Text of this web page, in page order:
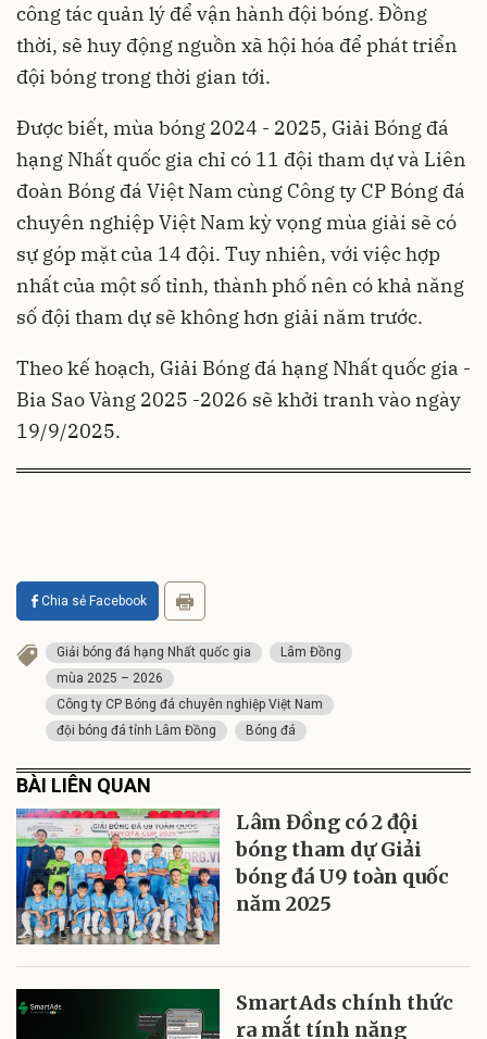
công tác quản lý để vận hành đội bóng. Đồng
thời, sẽ huy động nguồn xã hội hóa để phát triển
đội bóng trong thời gian tới.
Được biết, mùa bóng 2024 - 2025, Giải Bóng đá
hạng Nhất quốc gia chỉ có 11 đội tham dự và Liên
đoàn Bóng đá Việt Nam cùng Công ty CP Bóng đá
chuyên nghiệp Việt Nam kỳ vọng mùa giải sẽ có
sự góp mặt của 14 đội. Tuy nhiên, với việc hợp
nhất của một số tỉnh, thành phố nên có khả năng
số đội tham dự sẽ không hơn giải năm trước.
Theo kế hoạch, Giải Bóng đá hạng Nhất quốc gia -
Bia Sao Vàng 2025 -2026 sẽ khởi tranh vào ngày
19/9/2025.
Chia sẻ Facebook
Giải bóng đá hạng Nhất quốc gia
Lâm Đồng
mùa 2025 – 2026
Công ty CP Bóng đá chuyên nghiệp Việt Nam
đội bóng đá tỉnh Lâm Đồng
Bóng đá
BÀI LIÊN QUAN
Lâm Đồng có 2 đội
bóng tham dự Giải
bóng đá U9 toàn quốc
năm 2025
SmartAds chính thức
ra mắt tính năng